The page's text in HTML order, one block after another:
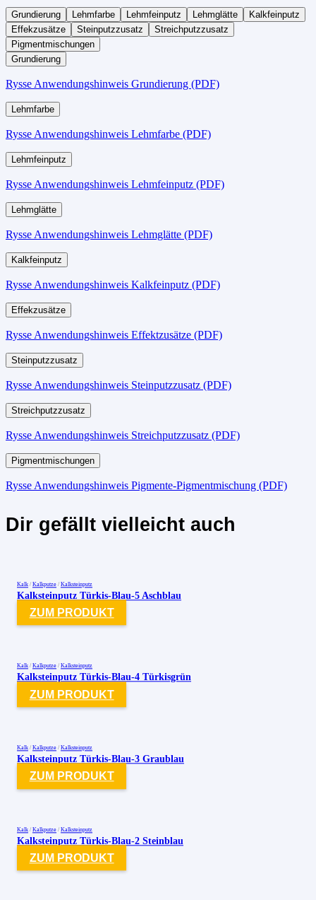
Grundierung Lehmfarbe Lehmfeinputz Lehmglätte
Kalkfeinputz
Effekzusätze
Steinputzzusatz
Streichputzzusatz
Pigmentmischungen
Grundierung
Rysse Anwendungshinweis Grundierung (PDF)
Lehmfarbe
Rysse Anwendungshinweis Lehmfarbe (PDF)
Lehmfeinputz
Rysse Anwendungshinweis Lehmfeinputz (PDF)
Lehmglätte
Rysse Anwendungshinweis Lehmglätte (PDF)
Kalkfeinputz
Rysse Anwendungshinweis Kalkfeinputz (PDF)
Effekzusätze
Rysse Anwendungshinweis Effektzusätze (PDF)
Steinputzzusatz
Rysse Anwendungshinweis Steinputzzusatz (PDF)
Streichputzzusatz
Rysse Anwendungshinweis Streichputzzusatz (PDF)
Pigmentmischungen
Rysse Anwendungshinweis Pigmente-Pigmentmischung (PDF)
Dir gefällt vielleicht auch
Kalk / Kalkputze / Kalksteinputz
Kalksteinputz Türkis-Blau-5 Aschblau
ZUM PRODUKT
Kalk / Kalkputze / Kalksteinputz
Kalksteinputz Türkis-Blau-4 Türkisgrün
ZUM PRODUKT
Kalk / Kalkputze / Kalksteinputz
Kalksteinputz Türkis-Blau-3 Graublau
ZUM PRODUKT
Kalk / Kalkputze / Kalksteinputz
Kalksteinputz Türkis-Blau-2 Steinblau
ZUM PRODUKT